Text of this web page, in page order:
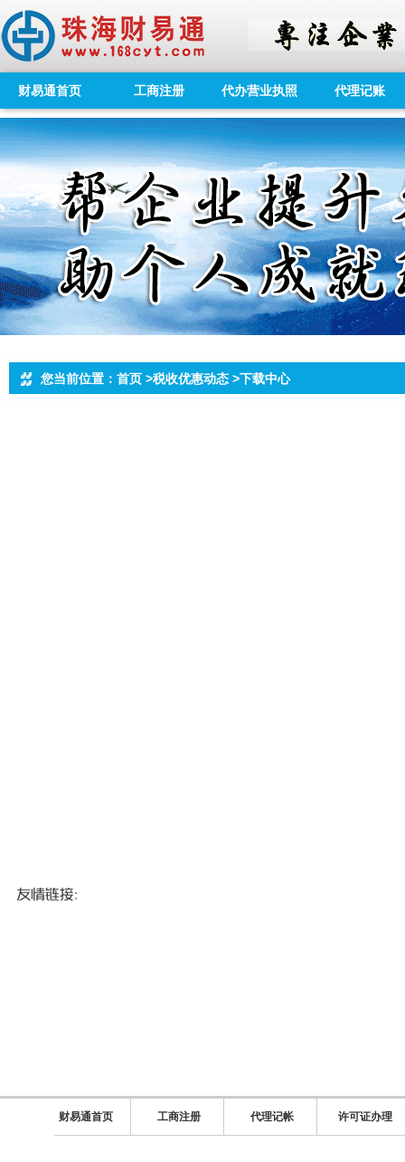
财易通首页 工商注册 代办营业执照 代理记账
您当前位置：首页 >税收优惠动态 >下载中心
财易通首页 工商注册 代理记帐 许可证办理